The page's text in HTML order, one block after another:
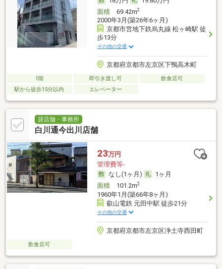
面積69.42m2
2000年3月(築26年6ヶ月)
京都市営地下鉄烏丸線 松ヶ崎駅 徒
歩13分
その他の交通
京都府京都市左京区下鴨高木町
1階 即引き渡し可
飲食店可
駅から徒歩15分以内
エレベーター
貸店舗・事務所
白川通今出川店舗
23万円
管理費等-
なし(1ヶ月)
1ヶ月
面積101.2m2
1960年1月(築66年8ヶ月)
叡山電鉄 元田中駅 徒歩21分
その他の交通
京都府京都市左京区浄土寺西田町
飲食店可